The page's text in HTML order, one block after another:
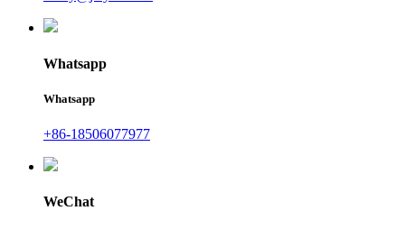
Whatsapp
Whatsapp
+86-18506077977
WeChat